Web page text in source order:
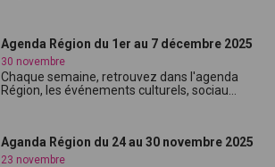
Agenda Région du 1er au 7 décembre 2025
30 novembre
Chaque semaine, retrouvez dans l'agenda
Région, les événements culturels, sociau...
Aganda Région du 24 au 30 novembre 2025
23 novembre